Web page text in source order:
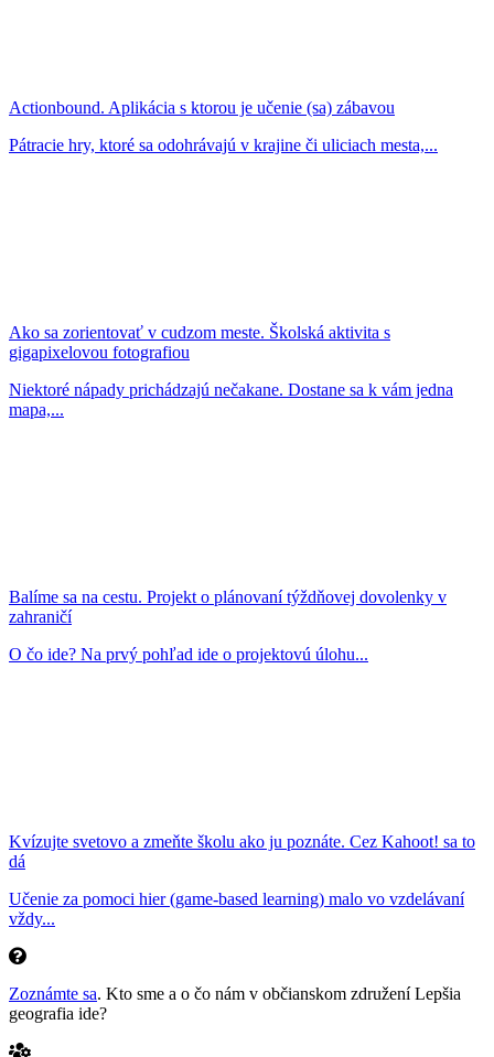
Actionbound. Aplikácia s ktorou je učenie (sa) zábavou
Pátracie hry, ktoré sa odohrávajú v krajine či uliciach mesta,...
Ako sa zorientovať v cudzom meste. Školská aktivita s
gigapixelovou fotografiou
Niektoré nápady prichádzajú nečakane. Dostane sa k vám jedna
mapa,...
Balíme sa na cestu. Projekt o plánovaní týždňovej dovolenky v
zahraničí
O čo ide? Na prvý pohľad ide o projektovú úlohu...
Kvízujte svetovo a zmeňte školu ako ju poznáte. Cez Kahoot! sa to
dá
Učenie za pomoci hier (game-based learning) malo vo vzdelávaní
vždy...
Zoznámte sa. Kto sme a o čo nám v občianskom združení Lepšia
geografia ide?